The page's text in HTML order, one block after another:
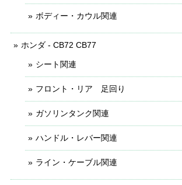
ボディー・カウル関連
ホンダ - CB72 CB77
シート関連
フロント・リア 足回り
ガソリンタンク関連
ハンドル・レバー関連
ライン・ケーブル関連